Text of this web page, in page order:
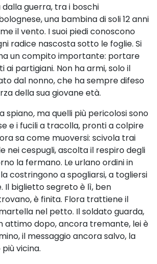
dalla guerra, tra i boschi
una bambina di soli 12 anni
il vento. I suoi piedi conoscono
radice nascosta sotto le foglie. Si
un compito importante: portare
ai partigiani. Non ha armi, solo il
dal nonno, che ha sempre difeso
della sua giovane età.
spiano, ma quelli più pericolosi sono
e i fucili a tracolla, pronti a colpire
sa come muoversi: scivola trai
nei cespugli, ascolta il respiro degli
la fermano. Le urlano ordini in
costringono a spogliarsi, a togliersi
Il biglietto segreto è lì, ben
è finita. Flora trattiene il
nel petto. Il soldato guarda,
attimo dopo, ancora tremante, lei è
il messaggio ancora salvo, la
vicina.